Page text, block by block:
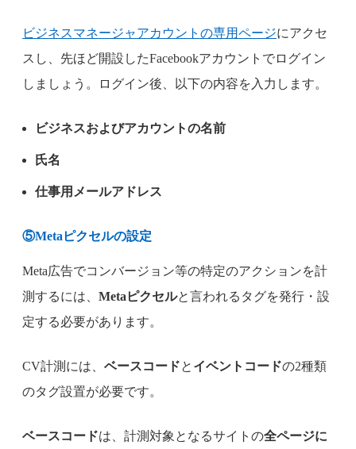
ビジネスマネージャアカウントの専用ページにアクセ
スし、先ほど開設したFacebookアカウントでログイン
しましょう。ログイン後、以下の内容を入力します。
ビジネスおよびアカウントの名前
氏名
仕事用メールアドレス
⑤Metaピクセルの設定
Meta広告でコンバージョン等の特定のアクションを計
測するには、 Metaピクセルと言われるタグを発行・設
定する必要があります。
CV計測には、 ベースコードと イベントコードの2種類
のタグ設置が必要です。
ベースコードは、計測対象となるサイトの全ページに